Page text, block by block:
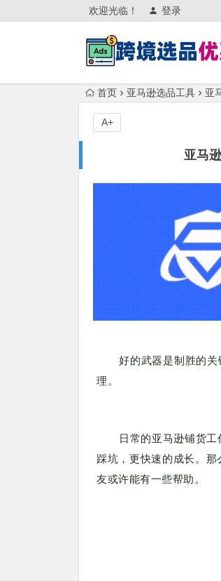
欢迎光临！ 登录
首页 亚马逊选品工具 亚
亚马
A+
好的武器是制胜的
理。
日常的亚马逊铺货
踩坑，更快速的成长。
友或许能有一些帮助。